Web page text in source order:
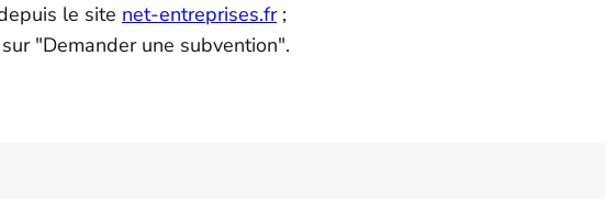
le site net-entreprises.fr;
"Demander une subvention".